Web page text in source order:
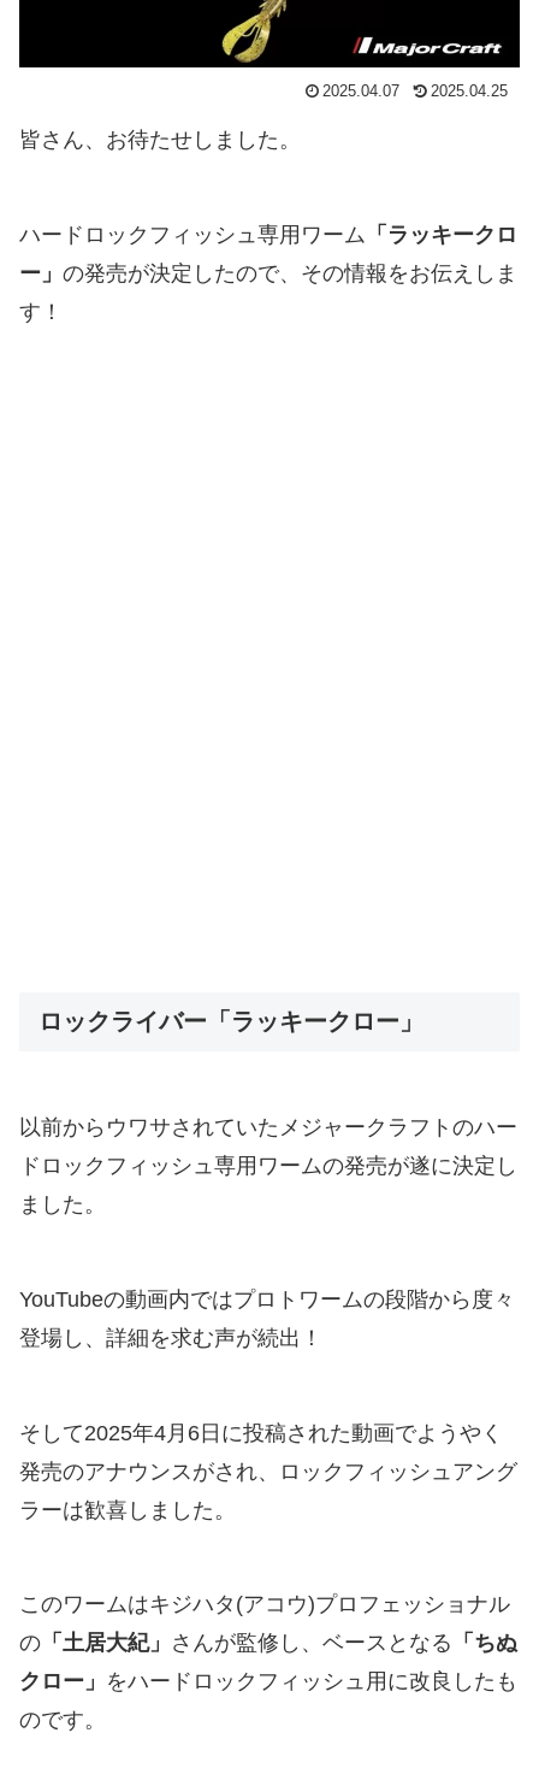
2025.04.07 2025.04.25
皆さん、お待たせしました。
ハードロックフィッシュ専用ワーム 「ラッキークロ
ー」 の発売が決定したので、その情報をお伝えしま
す！
ロックライバー「ラッキークロー」
以前からウワサされていたメジャークラフトのハー
ドロックフィッシュ専用ワームの発売が遂に決定し
ました。
YouTubeの動画内ではプロトワームの段階から度々
登場し、詳細を求む声が続出！
そして2025年4月6日に投稿された動画でようやく
発売のアナウンスがされ、ロックフィッシュアング
ラーは歓喜しました。
このワームはキジハタ(アコウ)プロフェッショナル
の 「土居大紀」 さんが監修し、ベースとなる 「ちぬ
クロー」 をハードロックフィッシュ用に改良したも
のです。